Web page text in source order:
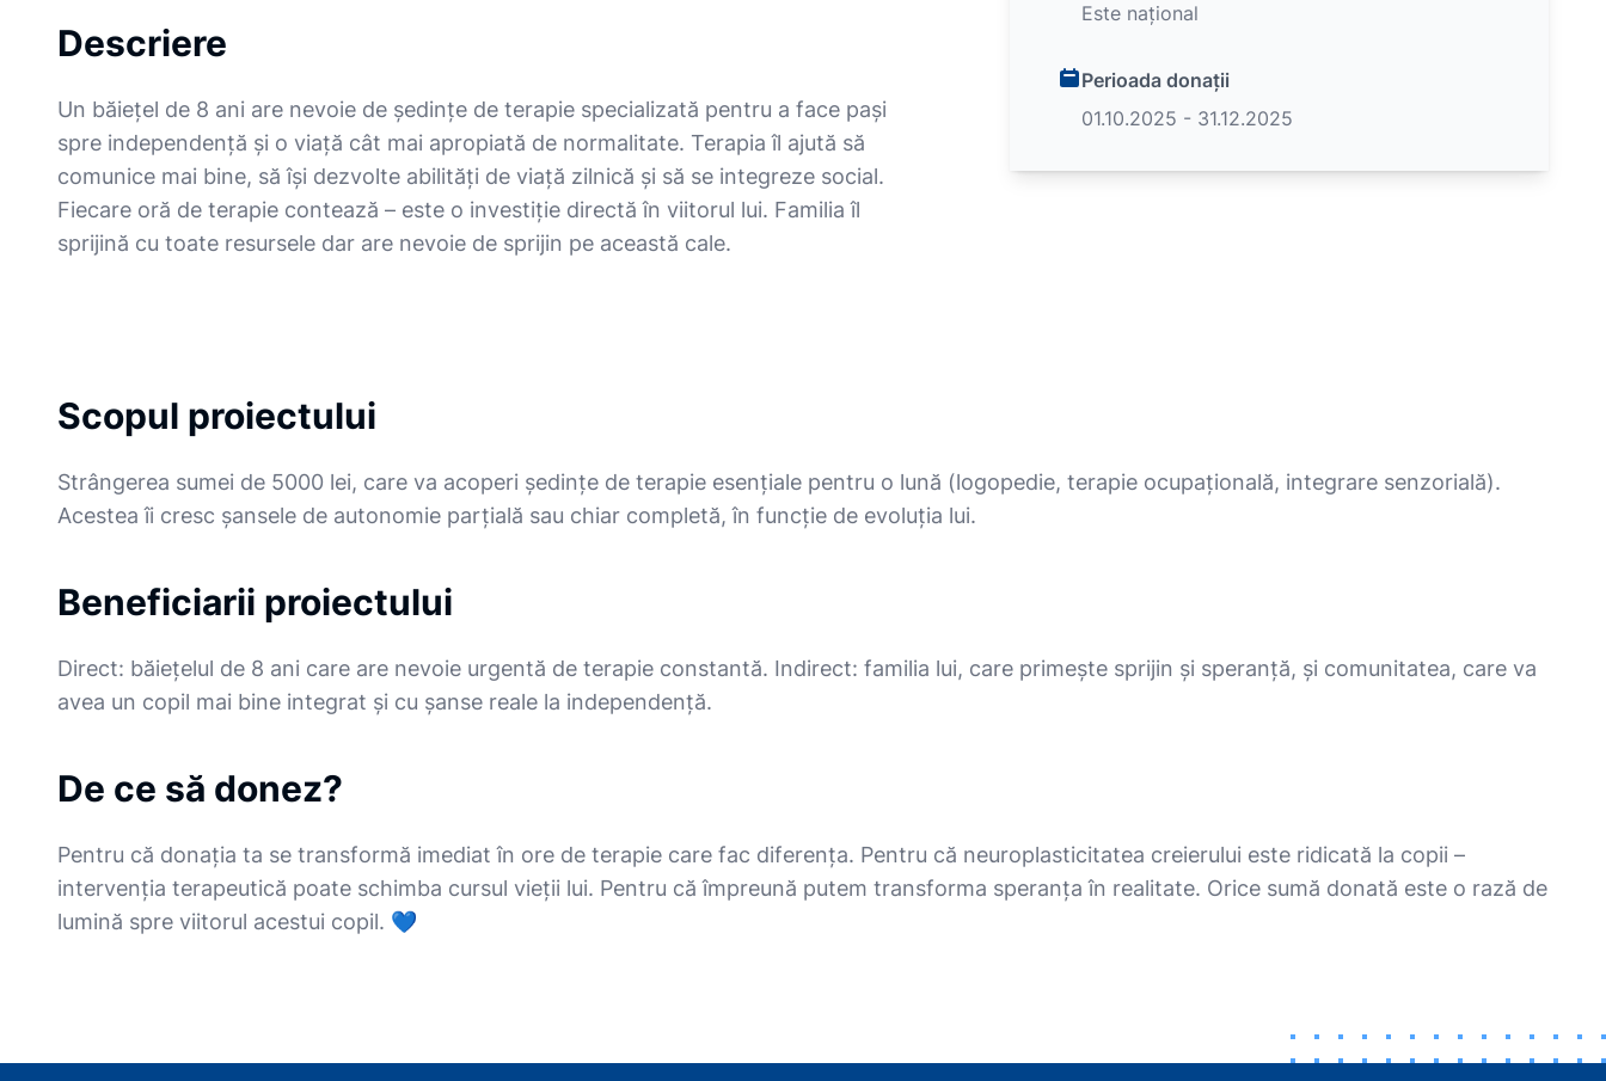
Descriere
Un băiețel de 8 ani are nevoie de ședințe de terapie specializată pentru a face pași
spre independență și o viață cât mai apropiată de normalitate. Terapia îl ajută să
comunice mai bine, să își dezvolte abilități de viață zilnică și să se integreze social.
Fiecare oră de terapie contează – este o investiție directă în viitorul lui. Familia îl
sprijină cu toate resursele dar are nevoie de sprijin pe această cale.
Este național
Perioada donații
01.10.2025 - 31.12.2025
Scopul proiectului
Strângerea sumei de 5000 lei, care va acoperi ședințe de terapie esențiale pentru o lună (logopedie, terapie ocupațională, integrare senzorială).
Acestea îi cresc șansele de autonomie parțială sau chiar completă, în funcție de evoluția lui.
Beneficiarii proiectului
Direct: băiețelul de 8 ani care are nevoie urgentă de terapie constantă. Indirect: familia lui, care primește sprijin și speranță, și comunitatea, care va
avea un copil mai bine integrat și cu șanse reale la independență.
De ce să donez?
Pentru că donația ta se transformă imediat în ore de terapie care fac diferența. Pentru că neuroplasticitatea creierului este ridicată la copii –
intervenția terapeutică poate schimba cursul vieții lui. Pentru că împreună putem transforma speranța în realitate. Orice sumă donată este o rază de
lumină spre viitorul acestui copil. 💙